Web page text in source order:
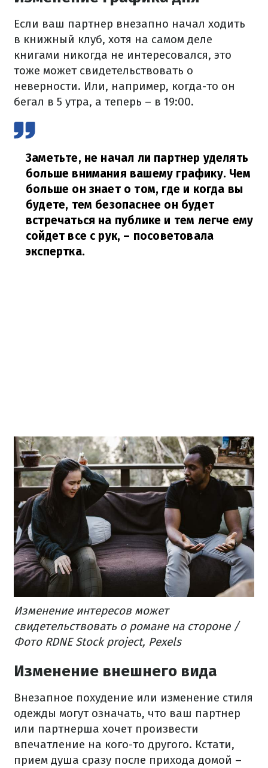
Если ваш партнер внезапно начал ходить
в книжный клуб, хотя на самом деле
книгами никогда не интересовался, это
тоже может свидетельствовать о
неверности. Или, например, когда-то он
бегал в 5 утра, а теперь – в 19:00.
Заметьте, не начал ли партнер уделять
больше внимания вашему графику. Чем
больше он знает о том, где и когда вы
будете, тем безопаснее он будет
встречаться на публике и тем легче ему
сойдет все с рук, – посоветовала
экспертка.
Изменение интересов может
свидетельствовать о романе на стороне /
Фото RDNE Stock project, Pexels
Изменение внешнего вида
Внезапное похудение или изменение стиля
одежды могут означать, что ваш партнер
или партнерша хочет произвести
впечатление на кого-то другого. Кстати,
прием душа сразу после прихода домой –